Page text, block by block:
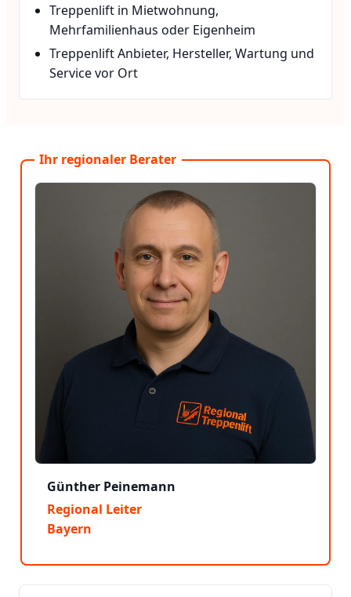
Treppenlift in Mietwohnung,
Mehrfamilienhaus oder Eigenheim
Treppenlift Anbieter, Hersteller, Wartung und
Service vor Ort
Ihr regionaler Berater
Günther Peinemann
Regional Leiter
Bayern